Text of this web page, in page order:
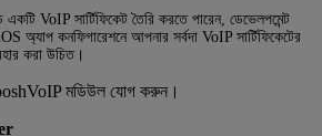
VoIP সার্টিফিকেট তৈরি করতে পারেন, ডেভেলপমেন্ট
কনফিগারেশনে আপনার সর্বদা VoIP সার্টিফিকেটের
করা উচিত।
মডিউল যোগ করুন।